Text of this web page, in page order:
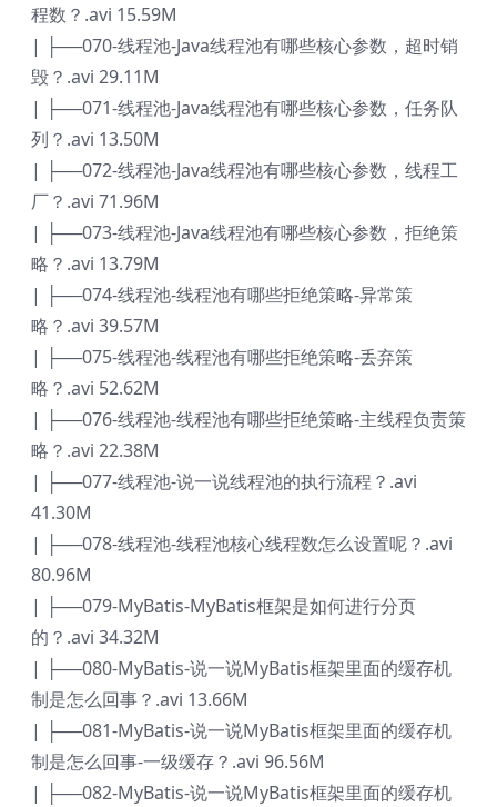
程数？.avi 15.59M
| ├──070-线程池-Java线程池有哪些核心参数，超时销
毁？.avi 29.11M
| ├──071-线程池-Java线程池有哪些核心参数，任务队
列？.avi 13.50M
| ├──072-线程池-Java线程池有哪些核心参数，线程工
厂？.avi 71.96M
| ├──073-线程池-Java线程池有哪些核心参数，拒绝策
略？.avi 13.79M
| ├──074-线程池-线程池有哪些拒绝策略-异常策
略？.avi 39.57M
| ├──075-线程池-线程池有哪些拒绝策略-丢弃策
略？.avi 52.62M
| ├──076-线程池-线程池有哪些拒绝策略-主线程负责策
略？.avi 22.38M
| ├──077-线程池-说一说线程池的执行流程？.avi
41.30M
| ├──078-线程池-线程池核心线程数怎么设置呢？.avi
80.96M
| ├──079-MyBatis-MyBatis框架是如何进行分页
的？.avi 34.32M
| ├──080-MyBatis-说一说MyBatis框架里面的缓存机
制是怎么回事？.avi 13.66M
| ├──081-MyBatis-说一说MyBatis框架里面的缓存机
制是怎么回事-一级缓存？.avi 96.56M
| ├──082-MyBatis-说一说MyBatis框架里面的缓存机